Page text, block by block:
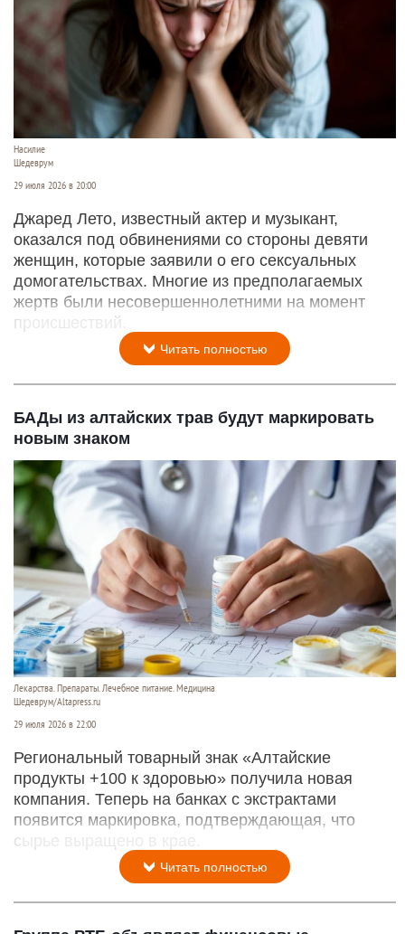
Насилие
Шедеврум
29 июля 2026 в 20:00
Джаред Лето, известный актер и музыкант,
оказался под обвинениями со стороны девяти
женщин, которые заявили о его сексуальных
домогательствах. Многие из предполагаемых
жертв были несовершеннолетними на момент
происшествий.
Читать полностью
БАДы из алтайских трав будут маркировать
новым знаком
Лекарства. Препараты. Лечебное питание. Медицина
Шедеврум/Altapress.ru
29 июля 2026 в 22:00
Региональный товарный знак «Алтайские
продукты +100 к здоровью» получила новая
компания. Теперь на банках с экстрактами
появится маркировка, подтверждающая, что
сырье выращено в крае.
Читать полностью